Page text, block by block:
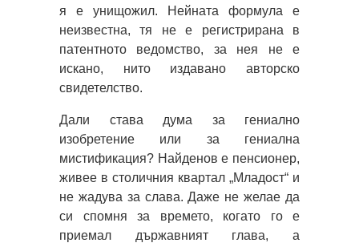
я е унищожил. Нейната формула е
неизвестна, тя не е регистрирана в
патентното ведомство, за нея не е
искано, нито издавано авторско
свидетелство.
Дали става дума за гениално
изобретение или за гениална
мистификация? Найденов е пенсионер,
живее в столичния квартал „Младост“ и
не жадува за слава. Даже не желае да
си спомня за времето, когато го е
приемал държавният глава, а